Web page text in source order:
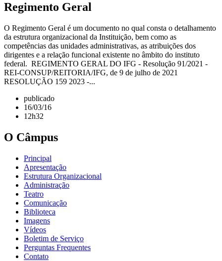
Regimento Geral
O Regimento Geral é um documento no qual consta o detalhamento
da estrutura organizacional da Instituição, bem como as
competências das unidades administrativas, as atribuições dos
dirigentes e a relação funcional existente no âmbito do instituto
federal. REGIMENTO GERAL DO IFG - Resolução 91/2021 -
REI-CONSUP/REITORIA/IFG, de 9 de julho de 2021
RESOLUÇÃO 159 2023 -...
publicado
16/03/16
12h32
O Câmpus
Principal
Apresentação
Estrutura Organizacional
Administração
Teatro
Comunicação
Biblioteca
Imagens
Vídeos
Boletim de Serviço
Perguntas Frequentes
Contato